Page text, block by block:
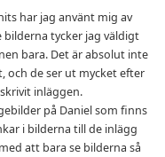
har jag använt mig av
bilderna tycker jag väldigt
bara. Det är absolut inte
och de ser ut mycket efter
inläggen.
på Daniel som finns
i bilderna till de inlägg
att bara se bilderna så